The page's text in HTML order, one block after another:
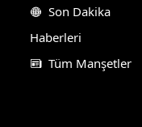
Son Dakika
Haberleri
Tüm Manşetler